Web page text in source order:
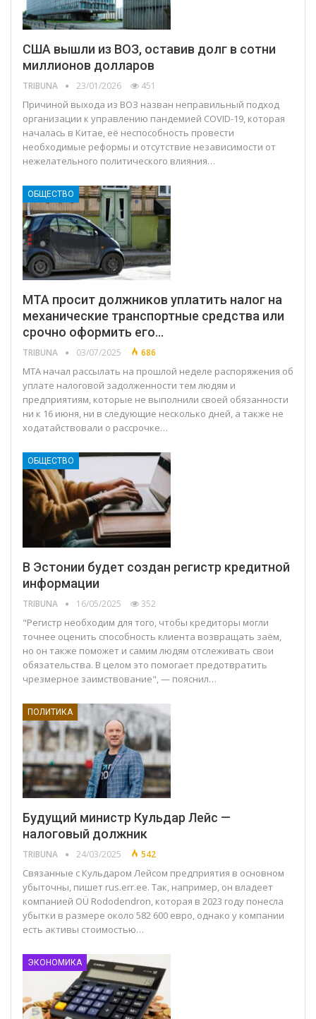
США вышли из ВОЗ, оставив долг в сотни
миллионов долларов
TRIBUNA 23/01/2026 451
Причиной выхода из ВОЗ назван неправильный подход
организации к управлению пандемией COVID-19, которая
началась в Китае, её неспособность провести
необходимые реформы и отсутствие независимости от
нежелательного политического влияния…
ОБЩЕСТВО
MTA просит должников уплатить налог на
механические транспортные средства или
срочно оформить его…
TRIBUNA 03/07/2025 686
MTA начал рассылать на прошлой неделе распоряжения об
уплате налоговой задолженности тем людям и
предприятиям, которые не выполнили своей обязанности
ни к 16 июня, ни в следующие несколько дней, а также не
ходатайствовали о рассрочке…
ОБЩЕСТВО
В Эстонии будет создан регистр кредитной
информации
TRIBUNA 16/05/2025 352
"Регистр необходим для того, чтобы кредиторы могли
точнее оценить способность клиента возвращать заём,
но он также поможет и самим людям отслеживать свои
обязательства. В целом это помогает предотвратить
чрезмерное заимствование", — пояснил…
ПОЛИТИКА
Будущий министр Кульдар Лейс —
налоговый должник
TRIBUNA 24/03/2025 542
Связанные с Кульдаром Лейсом предприятия в основном
убыточны, пишет rus.err.ee. Так, например, он владеет
компанией OÜ Rododendron, которая в 2023 году понесла
убытки в размере около 582 600 евро, однако у компании
есть активы стоимостью…
ЭКОНОМИКА